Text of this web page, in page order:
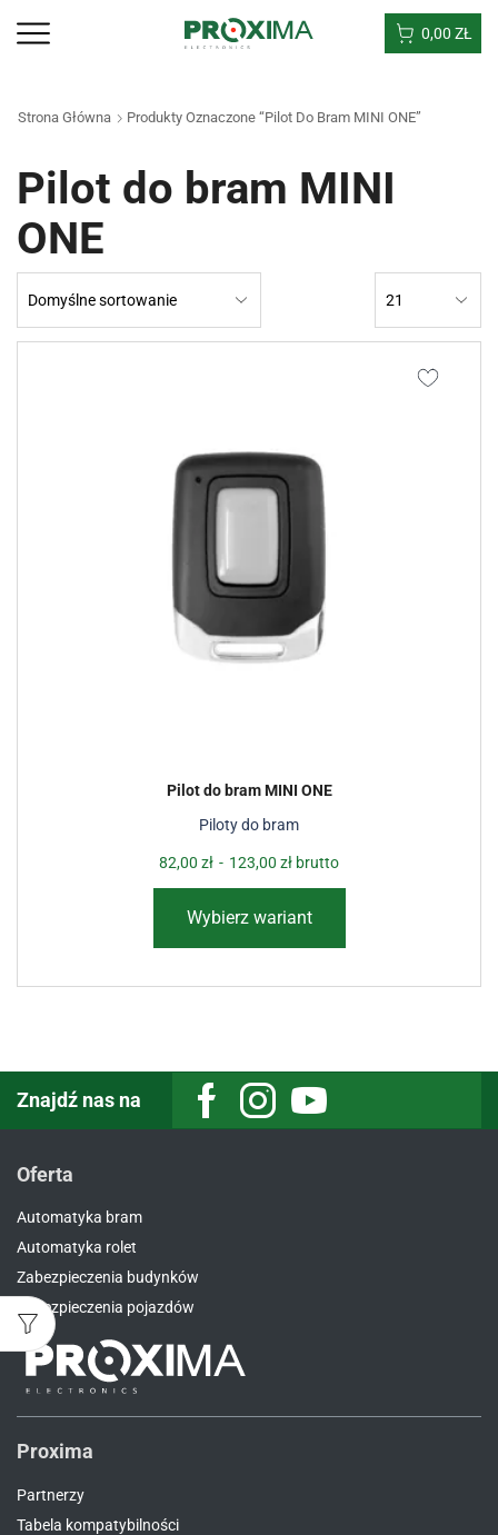
0,00 ZŁ
Strona Główna Produkty Oznaczone “Pilot Do Bram MINI ONE”
Pilot do bram MINI
ONE
Piloty do bram
Pilot do bram MINI ONE
82,00 zł - 123,00 zł brutto
Wybierz wariant
Znajdź nas na FacebookInstagramYoutube
Oferta
Automatyka bram
Automatyka rolet
Zabezpieczenia budynków
Zabezpieczenia pojazdów
Proxima
Partnerzy
Tabela kompatybilności